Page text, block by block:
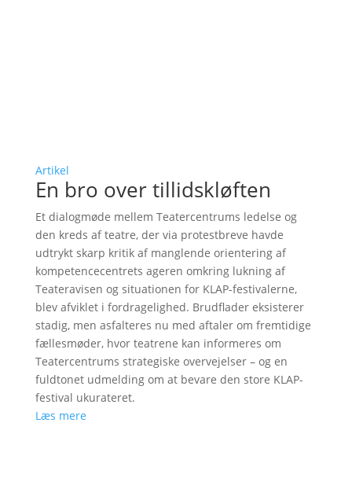
Artikel
En bro over tillidskløften
Et dialogmøde mellem Teatercentrums ledelse og
den kreds af teatre, der via protestbreve havde
udtrykt skarp kritik af manglende orientering af
kompetencecentrets ageren omkring lukning af
Teateravisen og situationen for KLAP-festivalerne,
blev afviklet i fordragelighed. Brudflader eksisterer
stadig, men asfalteres nu med aftaler om fremtidige
fællesmøder, hvor teatrene kan informeres om
Teatercentrums strategiske overvejelser – og en
fuldtonet udmelding om at bevare den store KLAP-
festival ukurateret.
Læs mere